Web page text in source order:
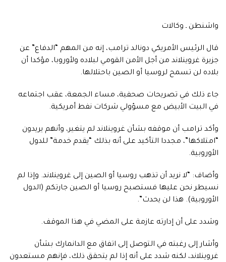
واشنطن ـ وكالات
قال الرئيس الأمريكي دونالد ترامب، إنه من المهم “الدفاع” عن
جزيرة غروينلاند من أجل الأمن القومي لبلاده ولأوروبا، مؤكدا أن
بلاده لن تسمح لروسيا أو الصين باحتلالها.
جاء ذلك في تصريحات صحفية، مساء الجمعة، عقب اجتماعه
في البيت الأبيض مع مسؤولي شركات نفط أمريكية.
وأكد ترامب أن موقفه بشأن غروينلاند لم يتغير، وأنهم يريدون
“امتلاكها”، مجددا التأكيد على أنه بذلك “يقدم خدمة” للدول
الأوروبية.
وأضاف: “لا نريد أن تذهب روسيا أو الصين إلى غروينلاند. وإذا لم
نسيطر نحن عليها فستصبح روسيا أو الصين جارتكم (الدول
الأوروبية). هذا لن يحدث”.
وشدد على أن إدارته عازمة على المضي في هذا الموقف.
وأشار إلى رغبته في التوصل إلى اتفاق مع الدانمارك بشأن
غروينلاند، لكنه شدد على أنه إذا لم يتحقق ذلك، فإنهم مستعدون